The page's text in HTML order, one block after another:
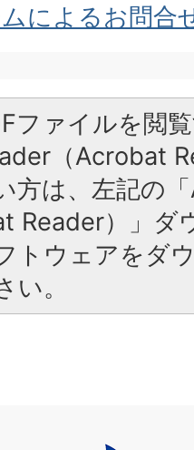
によるお問合
ファイルを閲
（Acrobat
方は、左記の
Reader）」ダ
トウェアをダ
い。